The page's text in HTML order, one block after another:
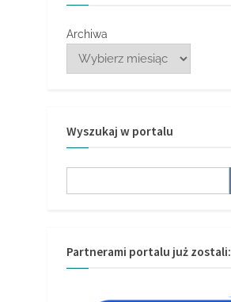
Archiwa
Wyszukaj w portalu
Partnerami portalu już zostali: